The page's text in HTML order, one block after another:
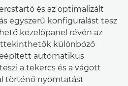
és az optimalizált
egyszerű konfigurálást tesz
kezelőpanel révén az
különböző
automatikus
a tekercs és a vágott
történő nyomtatást